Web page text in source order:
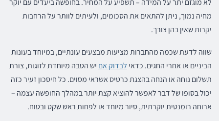
לא מוגזם יתר על המידה – תשפיע על המחיר. בחופשה ביעדים עם יוקר
מחיה נמוך, ניתן להתאים את הסכומים, ולעיתים לוותר על הרחבות
יקרות שאין בהן צורך.
שווה לדעת שכמה מהחברות מציעות מבצעים עונתיים, במיוחד בעונות
הביניים או אחרי החגים. כדאי לבדוק אם יש הטבה מיוחדת לזוגות, צורת
תשלום נוחה או הנחה בהצגת כרטיס אשראי מסוים. כל חיסכון זעיר כזה
יכול בסופו של דבר לאפשר להוציא קצת יותר במהלך החופשה עצמה –
ארוחה רומנטית יוקרתית, סיור מיוחד או לפחות ראש שקט ובטוח.